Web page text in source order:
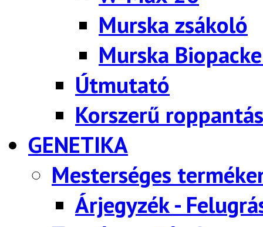
Murska zsákoló
Murska
Útmutató
Korszerű
GENETIKA
Mesterséges
Árjegyzék -